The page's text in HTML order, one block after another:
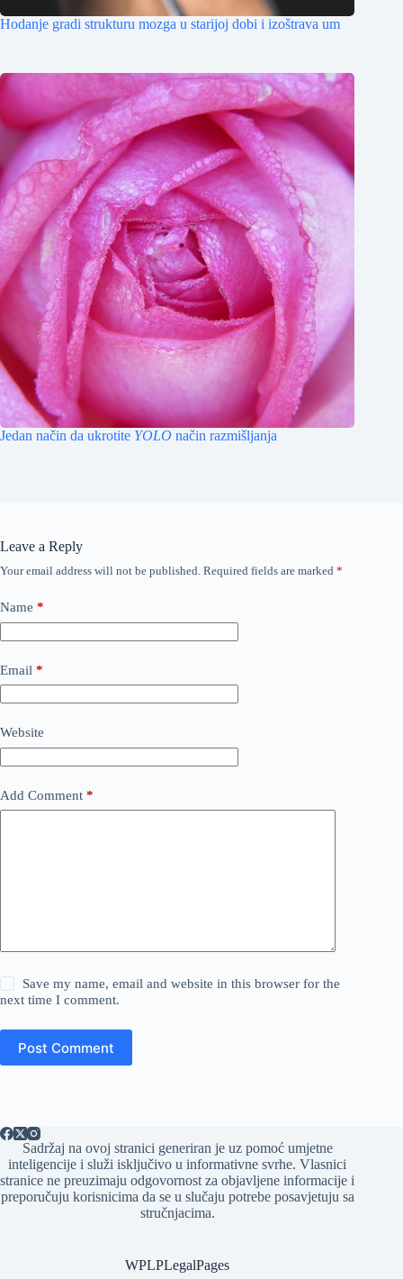
Hodanje gradi strukturu mozga u starijoj dobi i izoštrava um
Jedan način da ukrotite YOLO način razmišljanja
Leave a Reply
Your email address will not be published. Required fields are marked *
Name *
Email *
Website
Add Comment *
Save my name, email and website in this browser for the
next time I comment.
Post Comment
Sadržaj na ovoj stranici generiran je uz pomoć umjetne
inteligencije i služi isključivo u informativne svrhe. Vlasnici
stranice ne preuzimaju odgovornost za objavljene informacije i
preporučuju korisnicima da se u slučaju potrebe posavjetuju sa
stručnjacima.
WPLPLegalPages